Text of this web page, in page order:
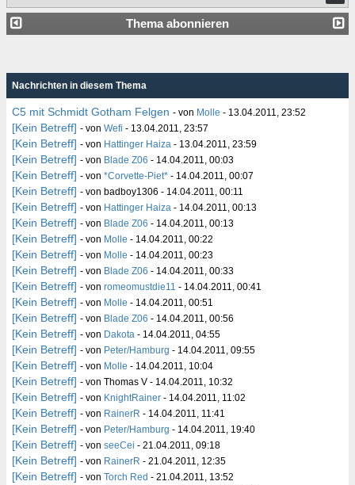
Thema abonnieren
Nachrichten in diesem Thema
C5 mit Schmidt Gotham Felgen - von Molle - 13.04.2011, 23:52
[Kein Betreff] - von Wefi - 13.04.2011, 23:57
[Kein Betreff] - von Hattinger Haiza - 13.04.2011, 23:59
[Kein Betreff] - von Blade Z06 - 14.04.2011, 00:03
[Kein Betreff] - von *Corvette-Piet* - 14.04.2011, 00:07
[Kein Betreff] - von badboy1306 - 14.04.2011, 00:11
[Kein Betreff] - von Hattinger Haiza - 14.04.2011, 00:13
[Kein Betreff] - von Blade Z06 - 14.04.2011, 00:13
[Kein Betreff] - von Molle - 14.04.2011, 00:22
[Kein Betreff] - von Molle - 14.04.2011, 00:23
[Kein Betreff] - von Blade Z06 - 14.04.2011, 00:33
[Kein Betreff] - von romeomustdie11 - 14.04.2011, 00:41
[Kein Betreff] - von Molle - 14.04.2011, 00:51
[Kein Betreff] - von Blade Z06 - 14.04.2011, 00:56
[Kein Betreff] - von Dakota - 14.04.2011, 04:55
[Kein Betreff] - von Peter/Hamburg - 14.04.2011, 09:55
[Kein Betreff] - von Molle - 14.04.2011, 10:04
[Kein Betreff] - von Thomas V - 14.04.2011, 10:32
[Kein Betreff] - von KnightRainer - 14.04.2011, 11:02
[Kein Betreff] - von RainerR - 14.04.2011, 11:41
[Kein Betreff] - von Peter/Hamburg - 14.04.2011, 19:40
[Kein Betreff] - von seeCei - 21.04.2011, 09:18
[Kein Betreff] - von RainerR - 21.04.2011, 12:35
[Kein Betreff] - von Torch Red - 21.04.2011, 13:52